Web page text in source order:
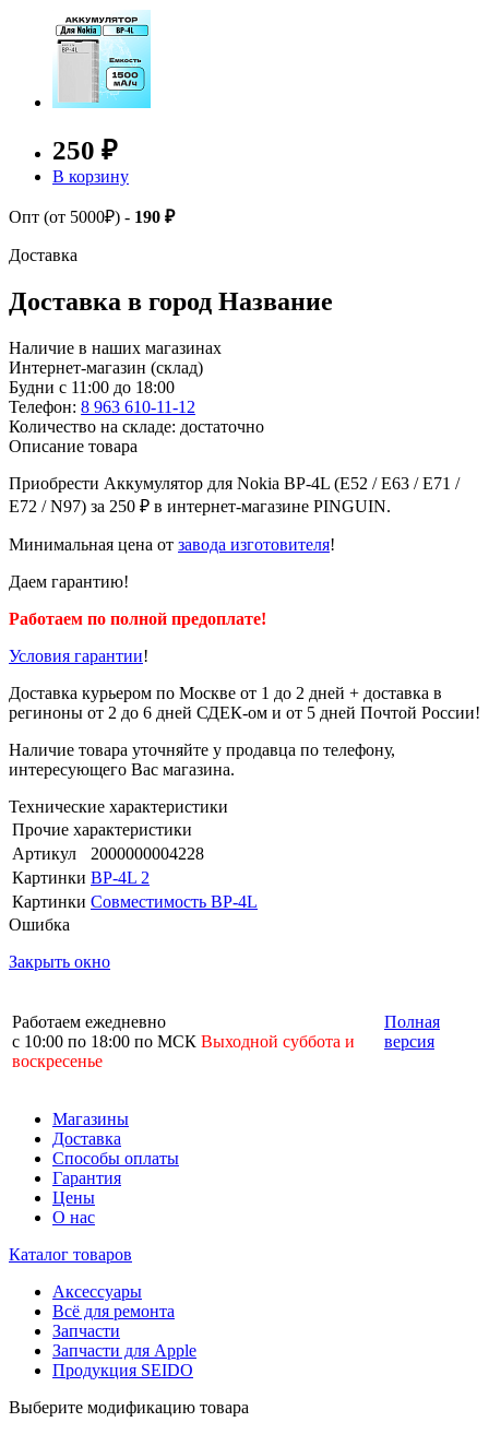
250 ₽
В корзину
Опт (от 5000₽) - 190 ₽
Доставка
Доставка в город Название
Наличие в наших магазинах
Интернет-магазин (склад)
Будни с 11:00 до 18:00
Телефон: 8 963 610-11-12
Количество на складе: достаточно
Описание товара
Приобрести Аккумулятор для Nokia BP-4L (E52 / E63 / E71 /
E72 / N97) за 250 ₽ в интернет-магазине PINGUIN.
Минимальная цена от завода изготовителя!
Даем гарантию!
Работаем по полной предоплате!
Условия гарантии!
Доставка курьером по Москве от 1 до 2 дней + доставка в
региноны от 2 до 6 дней СДЕК-ом и от 5 дней Почтой России!
Наличие товара уточняйте у продавца по телефону,
интересующего Вас магазина.
Технические характеристики
Прочие характеристики
Артикул
2000000004228
Картинки BP-4L 2
Картинки Совместимость BP-4L
Ошибка
Закрыть окно
Работаем ежедневно
с 10:00 по 18:00 по МСК Выходной суббота и
воскресенье
Полная
версия
Магазины
Доставка
Способы оплаты
Гарантия
Цены
О нас
Каталог товаров
Аксессуары
Всё для ремонта
Запчасти
Запчасти для Apple
Продукция SEIDO
Выберите модификацию товара